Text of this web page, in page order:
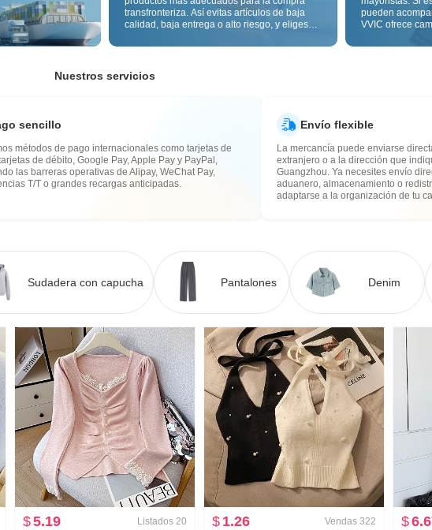
transfronteriza. Así evitas artículos de baja
calidad, baja entrega o alto riesgo, y eliges
calidad transfronteriza y las etiquetas de
aduana y posventa.
pueden
VVIC ofrece
imagen o
Nuestros servicios
sencillo
métodos de pago internacionales como tarjetas de
de débito, Google Pay, Apple Pay y PayPal,
las barreras operativas de Alipay, WeChat Pay,
T/T o grandes recargas anticipadas.
Envío flexible
La mercancía puede enviarse
extranjero o a la dirección que
Guangzhou. Ya necesites envío
aduanero, almacenamiento o
adaptarse a la organización de tu
Sudadera con capucha Pantalones Denim
$5.19 Listados 20
$ 1.26 Vendas 322
$